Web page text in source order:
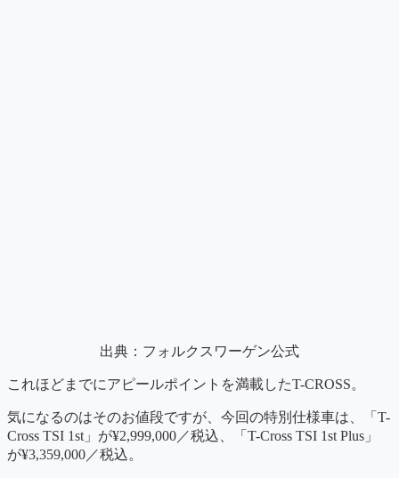
出典：フォルクスワーゲン公式
これほどまでにアピールポイントを満載したT-CROSS。
気になるのはそのお値段ですが、今回の特別仕様車は、「T-
Cross TSI 1st」が¥2,999,000／税込、「T-Cross TSI 1st Plus」
が¥3,359,000／税込。